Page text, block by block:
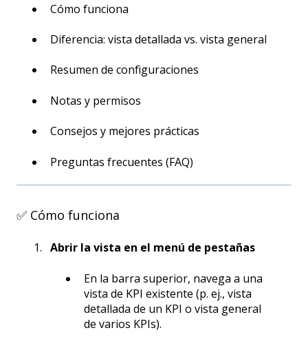
Cómo funciona
Diferencia: vista detallada vs. vista general
Resumen de configuraciones
Notas y permisos
Consejos y mejores prácticas
Preguntas frecuentes (FAQ)
✅ Cómo funciona
Abrir la vista en el menú de pestañas
En la barra superior, navega a una
vista de KPI existente (p. ej., vista
detallada de un KPI o vista general
de varios KPIs).